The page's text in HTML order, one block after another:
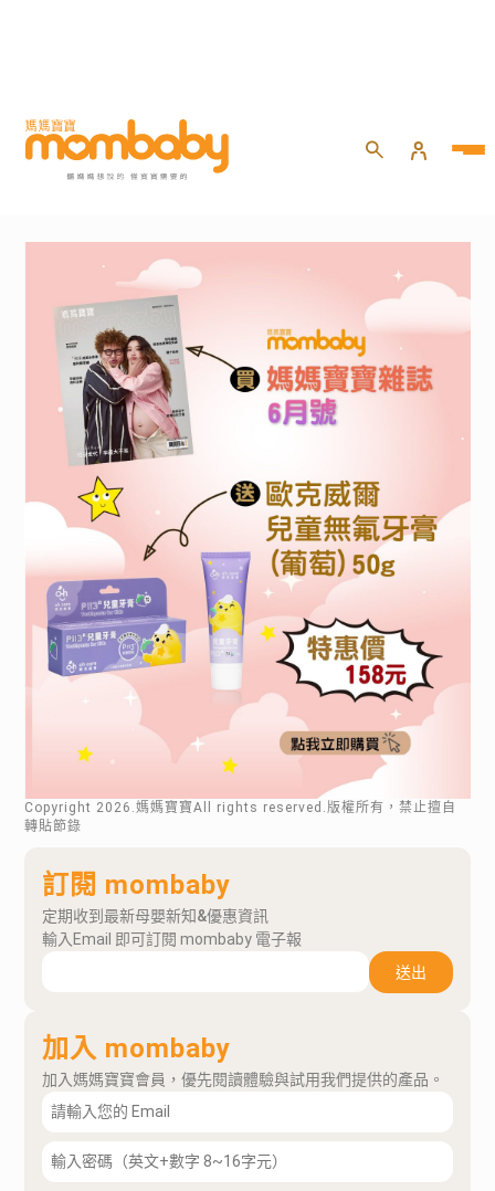
Copyright 2026 .媽媽寶寶All rights reserved.版權所有，禁止擅自
轉貼節錄
訂閱 mombaby
定期收到最新母嬰新知&優惠資訊
輸入Email 即可訂閱 mombaby 電子報
送出
加入 mombaby
加入媽媽寶寶會員，優先閱讀體驗與試用我們提供的產品。